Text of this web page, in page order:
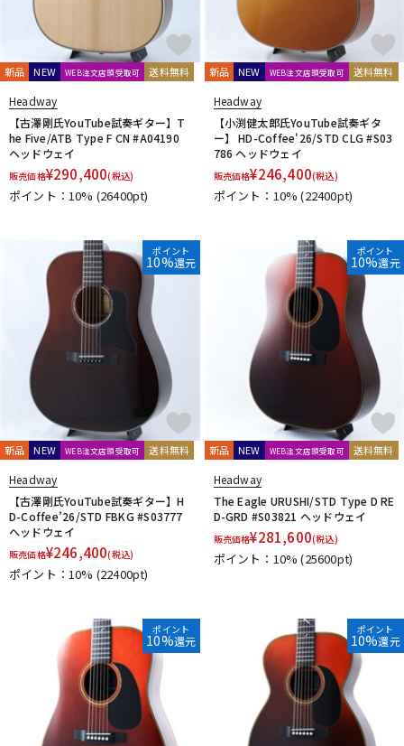
新品 NEW WEB注文店頭受取可 送料無料
Headway
【古澤剛氏YouTube試奏ギター】T
he Five/ATB Type F CN #A04190
ヘッドウェイ
販売価格¥290,400(税込)
ポイント：10% (26400pt)
新品 NEW WEB注文店頭受取可 送料無料
Headway
【小渕健太郎氏YouTube試奏ギタ
ー】 HD-Coffee'26/STD CLG #S03
786 ヘッドウェイ
販売価格¥246,400(税込)
ポイント：10%(22400pt)
ポイント
10%還元
新品 NEW WEB注文店頭受取可 送料無料
Headway
【古澤剛氏YouTube試奏ギター】H
D-Coffee’26/STD FBKG #S03777
ヘッドウェイ
販売価格¥246,400(税込)
ポイント：10% (22400pt)
ポイント
10%還元
新品 NEW WEB注文店頭受取可 送料無料
Headway
The Eagle URUSHI/STD Type D RE
D-GRD #S03821 ヘッドウェイ
販売価格¥281,600(税込)
ポイント：10%(25600pt)
ポイント
10%還元
ポイント
10%還元